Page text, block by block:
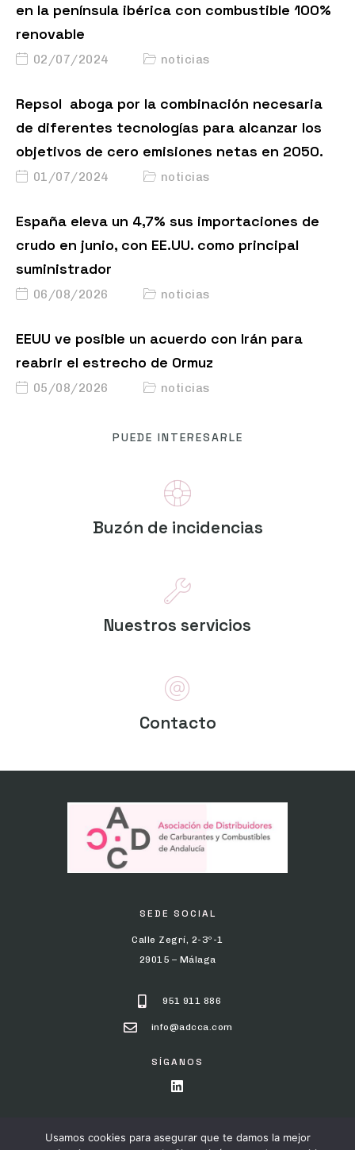
en la península ibérica con combustible 100%
renovable
02/07/2024 noticias
Repsol aboga por la combinación necesaria
de diferentes tecnologías para alcanzar los
objetivos de cero emisiones netas en 2050.
01/07/2024 noticias
España eleva un 4,7% sus importaciones de
crudo en junio, con EE.UU. como principal
suministrador
06/08/2026 noticias
EEUU ve posible un acuerdo con Irán para
reabrir el estrecho de Ormuz
05/08/2026 noticias
PUEDE INTERESARLE
Buzón de incidencias
Nuestros servicios
Contacto
SEDE SOCIAL
Calle Zegrí, 2-3º-1
29015 – Málaga
951 911 886
info@adcca.com
SÍGANOS
Usamos cookies para asegurar que te damos la mejor